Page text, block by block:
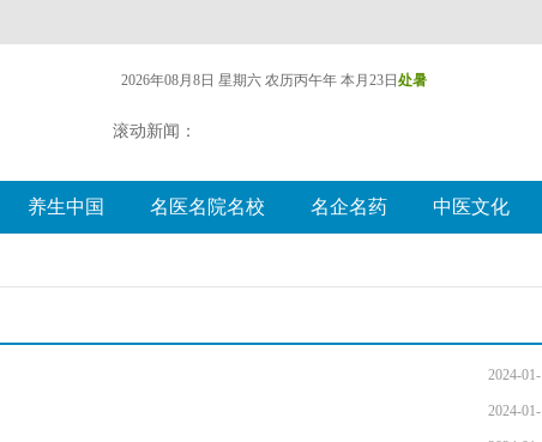
2026年08月8日 星期六 农历丙午年 本月23日 处暑
滚动新闻：
养生中国 名医名院名校 名企名药 中医文化
2024-
2024-